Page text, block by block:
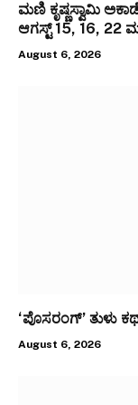
ಮಣಿ ಕೃಷ್ಣಸ್ವಾಮಿ
ಆಗಸ್ಟ್ 15, 16, 22
August 6, 2026
‘ಪೊಸರಂಗ್’ ತುಳು
August 6, 2026